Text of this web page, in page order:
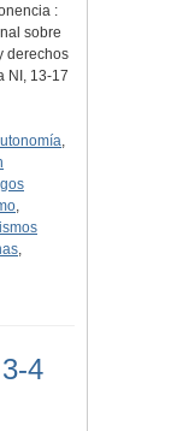
:
sobre
derechos
NI, 13-17
,
,
,
4